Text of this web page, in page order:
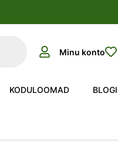
Minu konto
KODULOOMAD BLOGI